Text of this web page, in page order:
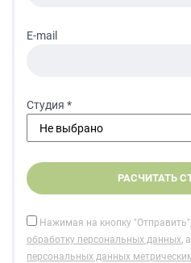
E-mail
Студия *
Нажимая на кнопку
обработку персональных данных,
персональных данных